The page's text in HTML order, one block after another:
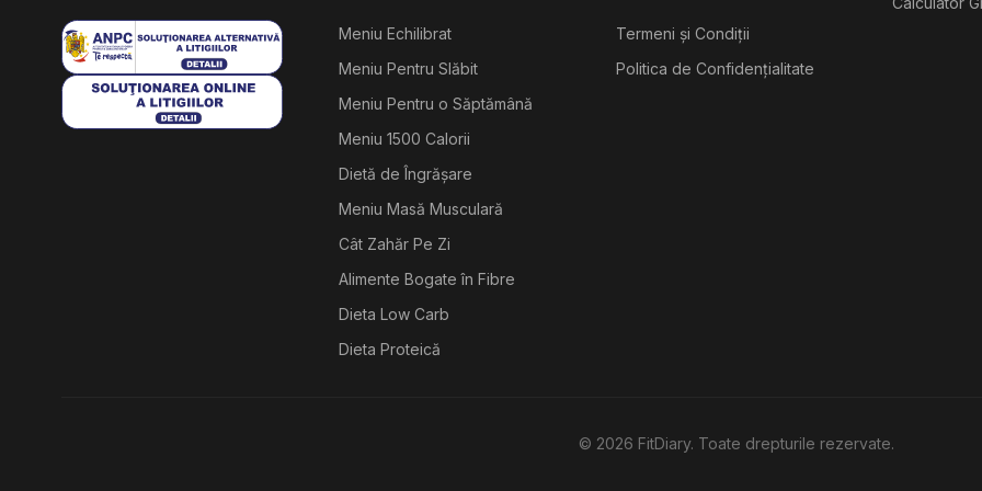
Meniu Echilibrat
Meniu Pentru Slăbit
Meniu Pentru o Săptămână
Meniu 1500 Calorii
Dietă de Îngrășare
Meniu Masă Musculară
Cât Zahăr Pe Zi
Alimente Bogate în Fibre
Dieta Low Carb
Dieta Proteică
Termeni și Condiții
Politica de Confidențialitate
© 2026 FitDiary. Toate drepturile rezervate.